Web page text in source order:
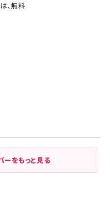
、無料
ーをもっと見る